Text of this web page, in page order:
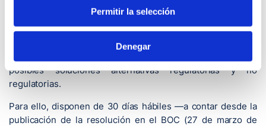
Permitir la selección
Denegar
Con este nuevo trámite, los ciudadanos y organizaciones
pueden presentar sus opiniones sobre los problemas que
se pretenden solucionar con la futura Ley, sus objetivos, la
posibles soluciones alternativas regulatorias y no
regulatorias.
Para ello, disponen de 30 días hábiles —a contar desde la
publicación de la resolución en el BOC (27 de marzo de